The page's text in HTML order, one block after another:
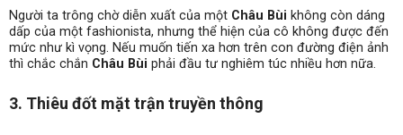
Người ta trông chờ diễn xuất của một Châu Bùi không còn dáng
dấp của một fashionista, nhưng thể hiện của cô không được đến
mức như kì vọng. Nếu muốn tiến xa hơn trên con đường điện ảnh
thì chắc chắn Châu Bùi phải đầu tư nghiêm túc nhiều hơn nữa.
3. Thiêu đốt mặt trận truyền thông